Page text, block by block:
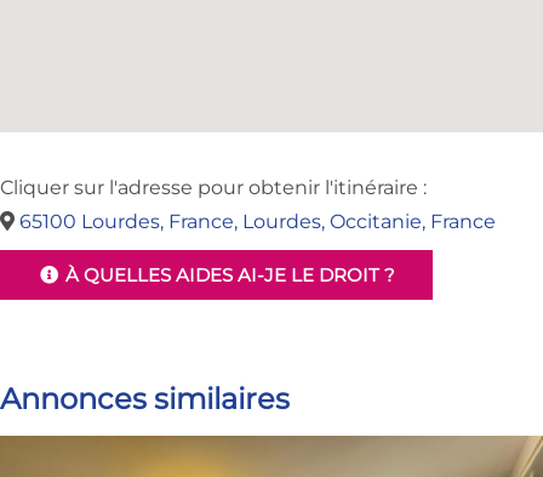
Cliquer sur l'adresse pour obtenir l'itinéraire :
65100 Lourdes, France, Lourdes, Occitanie, France
À QUELLES AIDES AI-JE LE DROIT ?
Annonces similaires